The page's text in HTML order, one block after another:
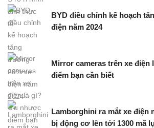
BYD điều chỉnh kế hoạch
điện năm 2024
Mirror cameras trên xe
điểm bạn cần biết
Lamborghini ra mắt xe điện
bị động cơ lên tới 1300 mã